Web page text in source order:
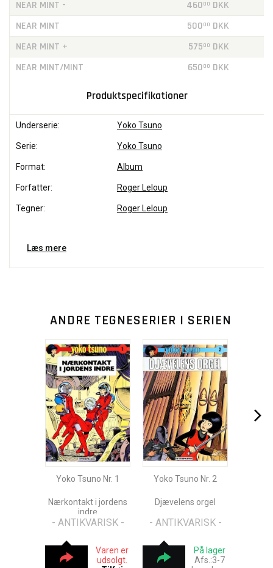
NEAR MINT - 46000 DKK
NEAR MINT
50000 DKK
NEAR MINT +
57500 DKK
NEAR MINT/MINT
65000 DKK
Produktspecifikationer
Underserie: Yoko Tsuno
Serie: Yoko Tsuno
Format: Album
Forfatter: Roger Leloup
Tegner: Roger Leloup
Læs mere
ANDRE TEGNESERIER I SERIEN
Yoko Tsuno Nr. 1
Nærkontakt i jordens
indre
- ANTIKVARISK -
Varen er
udsolgt.
Yoko Tsuno Nr. 2
Djævelens orgel
- ANTIKVARISK -
På lager
Afs.:3-7